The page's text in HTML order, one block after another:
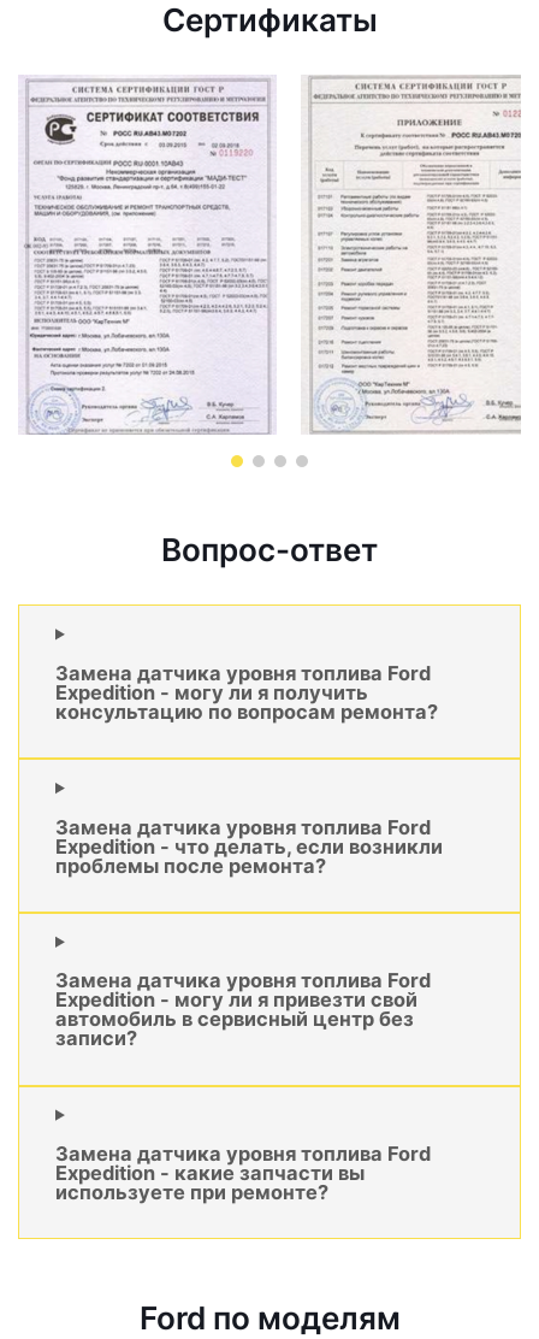
Сертификаты
Вопрос-ответ
Замена датчика уровня топлива Ford
Expedition - могу ли я получить
консультацию по вопросам ремонта?
Замена датчика уровня топлива Ford
Expedition - что делать, если возникли
проблемы после ремонта?
Замена датчика уровня топлива Ford
Expedition - могу ли я привезти свой
автомобиль в сервисный центр без
записи?
Замена датчика уровня топлива Ford
Expedition - какие запчасти вы
используете при ремонте?
Ford по моделям